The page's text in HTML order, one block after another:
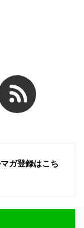
ガ登録はこち